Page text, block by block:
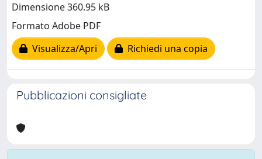
Dimensione 360.95 kB
Formato Adobe PDF
Visualizza/Apri
Richiedi una copia
Pubblicazioni consigliate